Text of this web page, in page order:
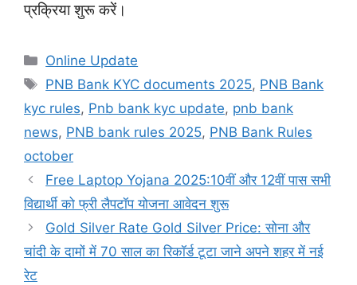
प्रक्रिया शुरू करें।
Categories
Online Update
Tags
PNB Bank KYC documents 2025, PNB Bank
kyc rules, Pnb bank kyc update, pnb bank
news, PNB bank rules 2025, PNB Bank Rules
october
Free Laptop Yojana 2025:10वीं और 12वीं पास सभी
विद्यार्थी को फ्री लैपटॉप योजना आवेदन शुरू
Gold Silver Rate Gold Silver Price: सोना और
चांदी के दामों में 70 साल का रिकॉर्ड टूटा जाने अपने शहर में नई
रेट